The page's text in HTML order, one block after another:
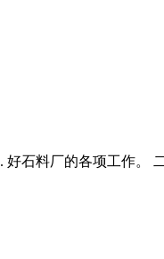
石料厂的各项工作